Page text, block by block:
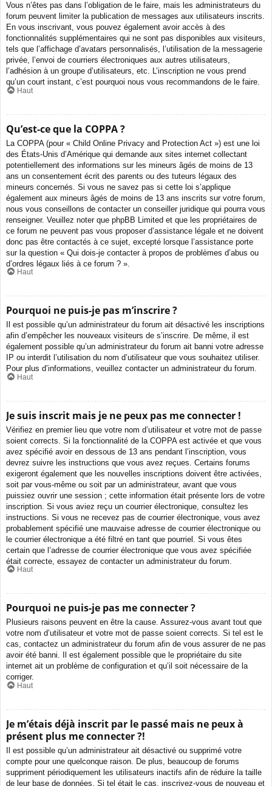
Vous n’êtes pas dans l’obligation de le faire, mais les administrateurs du
forum peuvent limiter la publication de messages aux utilisateurs inscrits.
En vous inscrivant, vous pouvez également avoir accès à des
fonctionnalités supplémentaires qui ne sont pas disponibles aux visiteurs,
tels que l’affichage d’avatars personnalisés, l’utilisation de la messagerie
privée, l’envoi de courriers électroniques aux autres utilisateurs,
l’adhésion à un groupe d’utilisateurs, etc. L’inscription ne vous prend
qu’un court instant, c’est pourquoi nous vous recommandons de le faire.
Haut
Qu’est-ce que la COPPA ?
La COPPA (pour « Child Online Privacy and Protection Act ») est une loi
des États-Unis d’Amérique qui demande aux sites internet collectant
potentiellement des informations sur les mineurs âgés de moins de 13
ans un consentement écrit des parents ou des tuteurs légaux des
mineurs concernés. Si vous ne savez pas si cette loi s’applique
également aux mineurs âgés de moins de 13 ans inscrits sur votre forum,
nous vous conseillons de contacter un conseiller juridique qui pourra vous
renseigner. Veuillez noter que phpBB Limited et que les propriétaires de
ce forum ne peuvent pas vous proposer d’assistance légale et ne doivent
donc pas être contactés à ce sujet, excepté lorsque l’assistance porte
sur la question « Qui dois-je contacter à propos de problèmes d’abus ou
d’ordres légaux liés à ce forum ? ».
Haut
Pourquoi ne puis-je pas m’inscrire ?
Il est possible qu’un administrateur du forum ait désactivé les inscriptions
afin d’empêcher les nouveaux visiteurs de s’inscrire. De même, il est
également possible qu’un administrateur du forum ait banni votre adresse
IP ou interdit l’utilisation du nom d’utilisateur que vous souhaitez utiliser.
Pour plus d’informations, veuillez contacter un administrateur du forum.
Haut
Je suis inscrit mais je ne peux pas me connecter !
Vérifiez en premier lieu que votre nom d’utilisateur et votre mot de passe
soient corrects. Si la fonctionnalité de la COPPA est activée et que vous
avez spécifié avoir en dessous de 13 ans pendant l’inscription, vous
devrez suivre les instructions que vous avez reçues. Certains forums
exigeront également que les nouvelles inscriptions doivent être activées,
soit par vous-même ou soit par un administrateur, avant que vous
puissiez ouvrir une session ; cette information était présente lors de votre
inscription. Si vous aviez reçu un courrier électronique, consultez les
instructions. Si vous ne recevez pas de courrier électronique, vous avez
probablement spécifié une mauvaise adresse de courrier électronique ou
le courrier électronique a été filtré en tant que pourriel. Si vous êtes
certain que l’adresse de courrier électronique que vous avez spécifiée
était correcte, essayez de contacter un administrateur du forum.
Haut
Pourquoi ne puis-je pas me connecter ?
Plusieurs raisons peuvent en être la cause. Assurez-vous avant tout que
votre nom d’utilisateur et votre mot de passe soient corrects. Si tel est le
cas, contactez un administrateur du forum afin de vous assurer de ne pas
avoir été banni. Il est également possible que le propriétaire du site
internet ait un problème de configuration et qu’il soit nécessaire de la
corriger.
Haut
Je m’étais déjà inscrit par le passé mais ne peux à
présent plus me connecter ?!
Il est possible qu’un administrateur ait désactivé ou supprimé votre
compte pour une quelconque raison. De plus, beaucoup de forums
suppriment périodiquement les utilisateurs inactifs afin de réduire la taille
de leur base de données. Si tel était le cas, inscrivez-vous de nouveau et